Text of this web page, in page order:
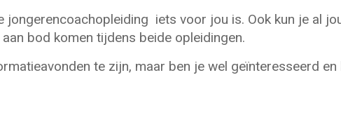
iets voor jou is. Ook kun je al
bod komen tijdens beide opleidingen.
te zijn, maar ben je wel geïnteresseerd